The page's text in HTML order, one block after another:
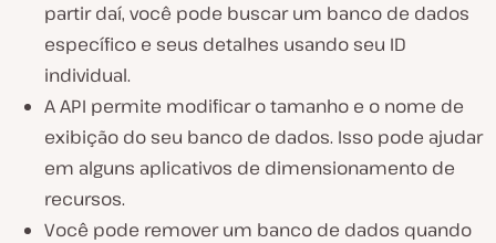
partir daí, você pode buscar um banco de dados
específico e seus detalhes usando seu ID
individual.
A API permite modificar o tamanho e o nome de
exibição do seu banco de dados. Isso pode ajudar
em alguns aplicativos de dimensionamento de
recursos.
Você pode remover um banco de dados quando